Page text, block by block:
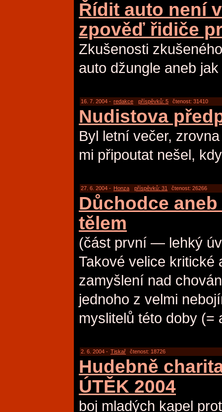
Řídit auto není
zpověď řidiče
Zkušenosti
auto džungle aneb
16. 7. 2004 - redakce příspěvků: 5 čtenost: 31410
Nudistova
Byl letní večer,
mi připoutat nešel,
27. 6. 2004 - Honza příspěvků: 31 čtenost: 26266
Důchodce
tělem
(část první — lehký
Takové velice kritické
zamyšlení nad
jednoho z velmi
myslitelů této doby (=
2. 6. 2004 - Tiskař čtenost: 18726
Hudebně
ÚTĚK 2004
boj mladých kapel